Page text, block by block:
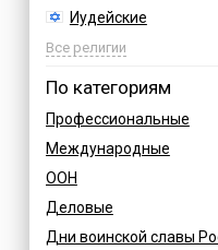
Босния
Бразилия
Великобритания
Венгрия
Вьетнам
Германия
Иудейские
Буддийские
Все религии
По категориям
Профессиональные
Международные
ООН
Деловые
Дни воинской славы